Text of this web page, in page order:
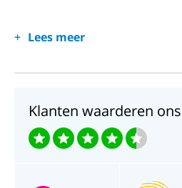
Lees meer
Klanten waarderen